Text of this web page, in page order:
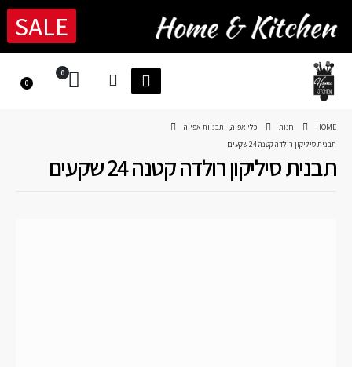
SALE
0
0
HOME חנות כלי אפיה,
תבניות אפייה
תבנית סיליקון רולדה קטנה 24 שקעים
תבנית סיליקון רולדה קטנה 24 שקעים